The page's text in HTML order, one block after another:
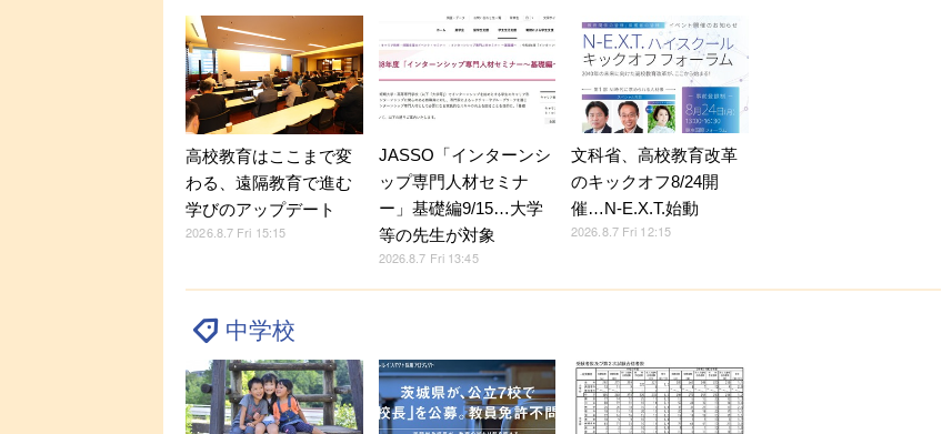
高校教育はここまで変
わる、遠隔教育で進む
学びのアップデート
2026.8.7 Fri 15:15
JASSO「インターンシ
ップ専門人材セミナ
ー」基礎編9/15…大学
等の先生が対象
2026.8.7 Fri 13:45
文科省、高校教育改革
のキックオフ8/24開
催…N-E.X.T.始動
2026.8.7 Fri 12:15
中学校